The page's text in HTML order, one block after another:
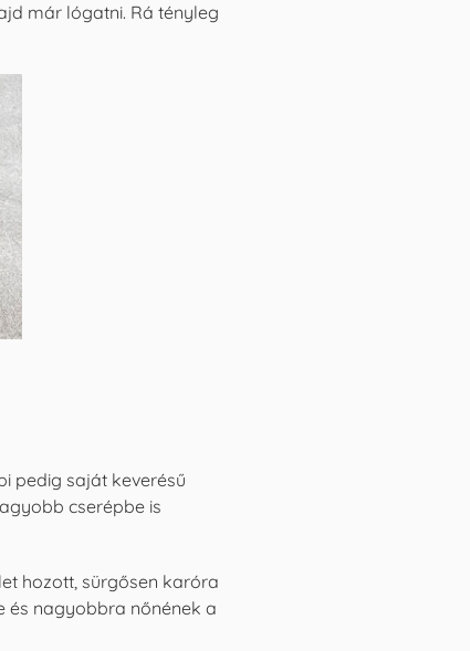
már lógatni. Rá tényleg
pedig saját keverésű
cserépbe is
hozott, sürgősen karóra
és nagyobbra nőnének a